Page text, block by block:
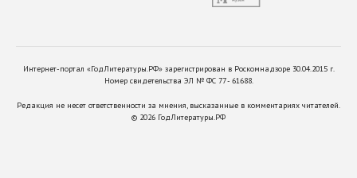
Интернет-портал «ГодЛитературы.РФ» зарегистрирован в Роскомнадзоре 30.04.2015 г.
Номер свидетельства ЭЛ № ФС 77 - 61688.
Редакция не несет ответственности за мнения, высказанные в комментариях читателей.
© 2026 ГодЛитературы.РФ